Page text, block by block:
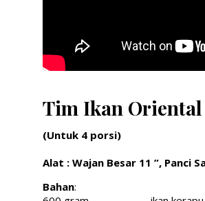
Tim Ikan Oriental
(Untuk 4 porsi)
Alat : Wajan Besar 11 ”, Panci
Bahan: